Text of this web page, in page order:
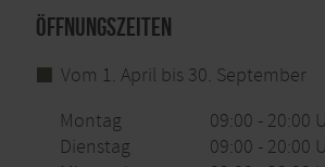
Termine werden auf der "News"
Bitte sorgt dafür das der Wald
Fundpfeile bitte in das Rohr an der
Öffnungszeiten
Vom 1. April bis 30. September
Montag
09:00 - 20:00
Dienstag
09:00 - 20:00